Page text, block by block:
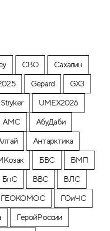
CВО
Cахалин
Gepard
GX3
Stryker
UMEX2026
АМС
АбуДаби
Антарктика
БВС
БМП
БпС ВВС
ВЛС
ГЕОКОМОС
ГОиЧС
ГеройРоссии